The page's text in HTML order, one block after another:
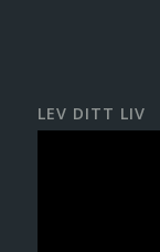
LEV DITT LIV